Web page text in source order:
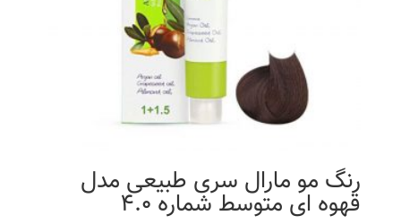
رنگ مو مارال سری طبیعی مدل
قهوه ای متوسط شماره 4.0